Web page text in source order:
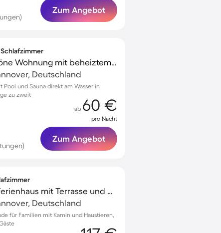
Zum Angebot
Schlafzimmer
Voll ausgestattete schöne Wohnung mit beheiztem Pool und Sauna | Naturblick
Deutschland
und Sauna direkt am Wasser in
zu zweit
ab 60 €
pro Nacht
Zum Angebot
Familienfreundliches Ferienhaus mit Terrasse und Grill | Haustiere erlaubt
Deutschland
für Familien mit Kamin und Haustieren,